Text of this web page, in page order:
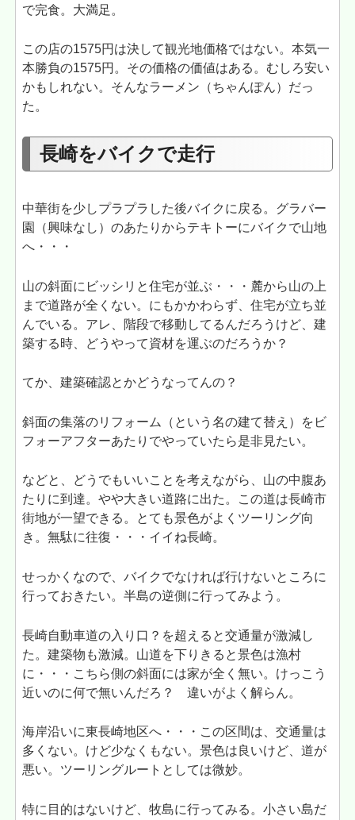
で完食。大満足。
この店の1575円は決して観光地価格ではない。本気一
本勝負の1575円。その価格の価値はある。むしろ安い
かもしれない。そんなラーメン（ちゃんぽん）だっ
た。
長崎をバイクで走行
中華街を少しプラプラした後バイクに戻る。グラバー
園（興味なし）のあたりからテキトーにバイクで山地
へ・・・
山の斜面にビッシリと住宅が並ぶ・・・麓から山の上
まで道路が全くない。にもかかわらず、住宅が立ち並
んでいる。アレ、階段で移動してるんだろうけど、建
築する時、どうやって資材を運ぶのだろうか？
てか、建築確認とかどうなってんの？
斜面の集落のリフォーム（という名の建て替え）をビ
フォーアフターあたりでやっていたら是非見たい。
などと、どうでもいいことを考えながら、山の中腹あ
たりに到達。やや大きい道路に出た。この道は長崎市
街地が一望できる。とても景色がよくツーリング向
き。無駄に往復・・・イイね長崎。
せっかくなので、バイクでなければ行けないところに
行っておきたい。半島の逆側に行ってみよう。
長崎自動車道の入り口？を超えると交通量が激減し
た。建築物も激減。山道を下りきると景色は漁村
に・・・こちら側の斜面には家が全く無い。けっこう
近いのに何で無いんだろ？ 違いがよく解らん。
海岸沿いに東長崎地区へ・・・この区間は、交通量は
多くない。けど少なくもない。景色は良いけど、道が
悪い。ツーリングルートとしては微妙。
特に目的はないけど、牧島に行ってみる。小さい島だ